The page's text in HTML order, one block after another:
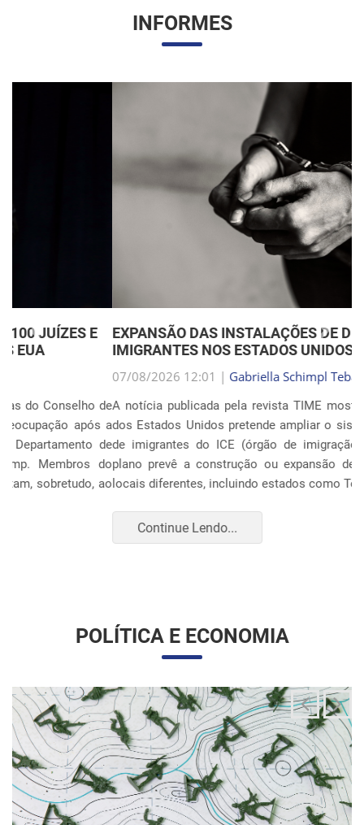
INFORMES
EXPANSÃO DAS INSTALAÇÕES DE DETENÇÃO DE
IMIGRANTES NOS ESTADOS UNIDOS
07/08/2026 12:01 |Gabriella Schimpl Tebar Anunciação
A notícia publicada pela revista TIME mostra que o governo
dos Estados Unidos pretende ampliar o sistema de detenção
de imigrantes do ICE (órgão de imigração e alfândega). O
plano prevê a construção ou expansão de unidades em 14
locais diferentes, incluindo estados como Texas, F...
Anterior